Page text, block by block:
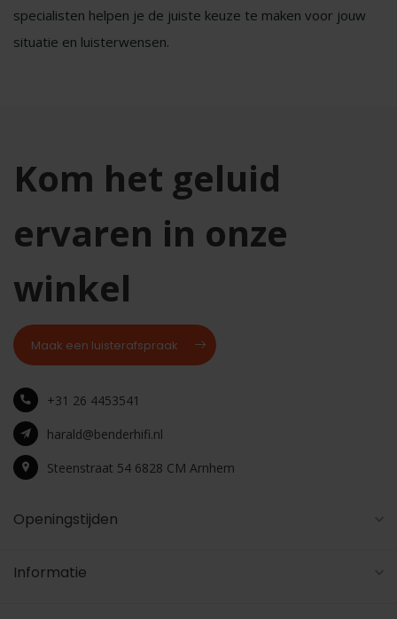
specialisten helpen je de juiste keuze te maken voor jouw
situatie en luisterwensen.
Kom het geluid
ervaren in onze
winkel
Maak een luisterafspraak
+31 26 4453541
harald@benderhifi.nl
Steenstraat 54 6828 CM Arnhem
Openingstijden
Informatie